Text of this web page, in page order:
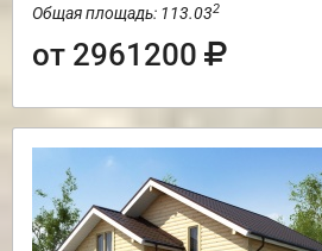
Общая площадь: 113.032
от 2961200